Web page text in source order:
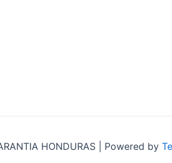
HONDURAS | Powered by